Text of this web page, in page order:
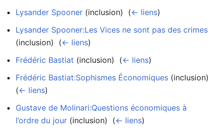
Lysander Spooner (inclusion) ‎ (← liens)
Lysander Spooner:Les Vices ne sont pas des crimes
(inclusion) ‎ (← liens)
Frédéric Bastiat (inclusion) ‎ (← liens)
Frédéric Bastiat:Sophismes Économiques (inclusion) ‎
(← liens)
Gustave de Molinari:Questions économiques à
l’ordre du jour (inclusion) ‎ (← liens)